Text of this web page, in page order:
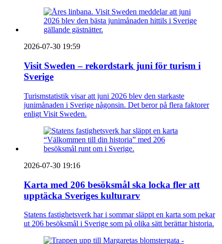
2026-07-30 19:59
Visit Sweden – rekordstark juni för turism i
Sverige
Turismstatistik visar att juni 2026 blev den starkaste
junimånaden i Sverige någonsin. Det beror på flera faktorer
enligt Visit Sweden.
2026-07-30 19:16
Karta med 206 besöksmål ska locka fler att
upptäcka Sveriges kulturarv
Statens fastighetsverk har i sommar släppt en karta som pekar
ut 206 besöksmål i Sverige som på olika sätt berättar historia.